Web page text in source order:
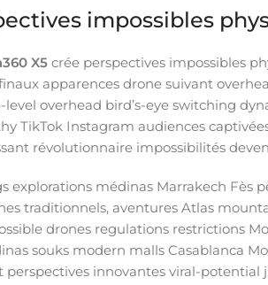
impossibles
X5 crée perspectives impossibles
apparences drone suivant
overhead bird’s-eye switching
TikTok Instagram audiences
révolutionnaire impossibilités
explorations médinas Marrakech Fès
traditionnels, aventures Atlas
drones regulations restrictions
souks modern malls Casablanca
innovantes viral-